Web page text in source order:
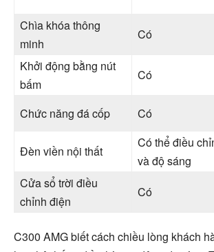
Chìa khóa thông
minh
Có
Khởi động bằng nút
bấm
Có
Chức năng đá cốp Có
Đèn viền nội thất
Có thể điều
và độ sáng
Cửa sổ trời điều
chỉnh điện
Có
C300 AMG biết cách chiều lòng khách